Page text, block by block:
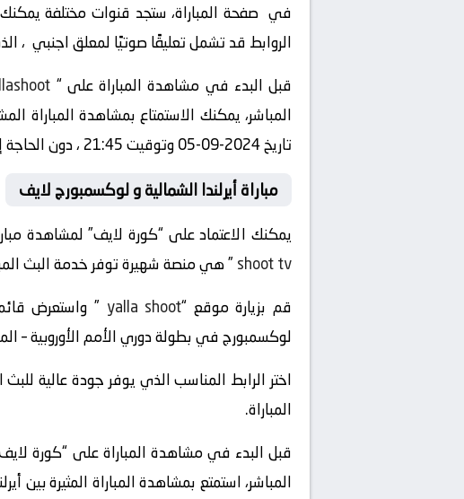
في صفحة المباراة، ستجد قنوات مختلفة يمكنك
الروابط قد تشمل تعليقًا صوتيًا لمعلق اجنبي ،
قبل البدء في مشاهدة المباراة على “
المباشر، يمكنك الاستمتاع بمشاهدة المباراة
تاريخ 2024-09-05 وتوقيت 21:45 ، دون الحاجة إلى الاعتماد على التلفزيون العادي أو الذهاب إلى الملعب.
مباراة أيرلندا الشمالية و لوكسمبورج لايف
يمكنك الاعتماد على “كورة لايف” لمشاهدة
shoot tv” هي منصة شهيرة توفر خدمة البث
قم بزيارة موقع “yalla shoot
لوكسمبورج في بطولة دوري الأمم الأوروبية –
اختر الرابط المناسب الذي يوفر جودة عالية
المباراة.
قبل البدء في مشاهدة المباراة على “كورة